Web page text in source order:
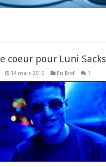
coeur pour Luni Sacks
14 mars 2016 En Bref 1